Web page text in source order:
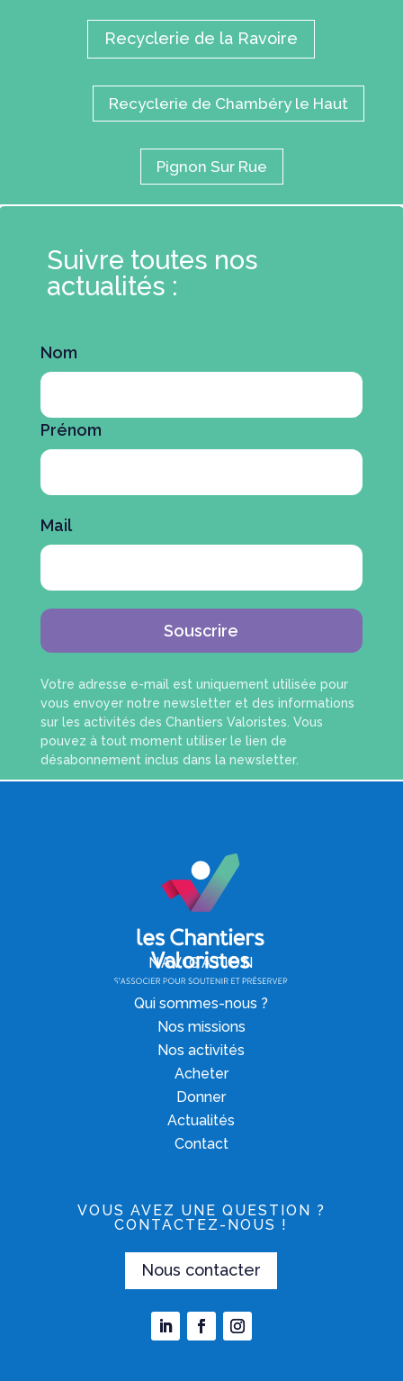
Recyclerie de la Ravoire
Recyclerie de Chambéry le Haut
Pignon Sur Rue
Suivre toutes nos
actualités :
Nom
Prénom
Mail
Souscrire
Votre adresse e-mail est uniquement utilisée pour
vous envoyer notre newsletter et des informations
sur les activités des Chantiers Valoristes. Vous
pouvez à tout moment utiliser le lien de
désabonnement inclus dans la newsletter.
NAVIGATION
Qui sommes-nous ?
Nos missions
Nos activités
Acheter
Donner
Actualités
Contact
VOUS AVEZ UNE QUESTION ?
CONTACTEZ-NOUS !
Nous contacter